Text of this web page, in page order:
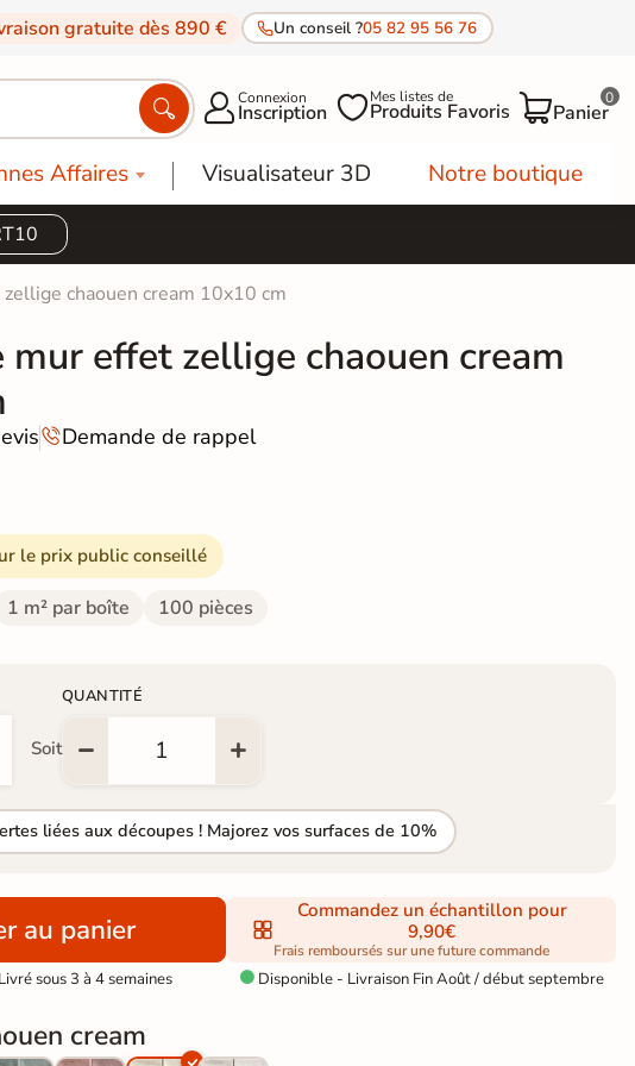
gratuite dès 890 € Un conseil ?05 82 95 56 76
 Connexion
Inscription Mes listes de
Produits Favoris Panier
0
Affaires Visualisateur 3D Notre boutique
chaouen cream 10x10 cm
mur effet zellige chaouen cream
Demande de rappel
le prix public conseillé
1 m² par boîte 100 pièces
Soit
QUANTITÉ
liées aux découpes ! Majorez vos surfaces de 10%
au panier
sous 3 à 4 semaines
Commandez un échantillon pour
9,90€
Frais remboursés sur une future commande
Disponible - Livraison Fin Août / début septembre
cream